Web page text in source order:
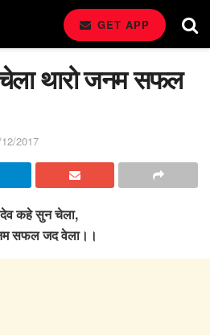
GET APP
थारो जनम सफल
2017
कहे सुन चेला,
सफल जद वेला।।